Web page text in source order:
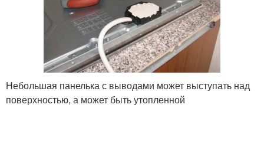
Небольшая панелька с выводами может выступать над
поверхностью, а может быть утопленной